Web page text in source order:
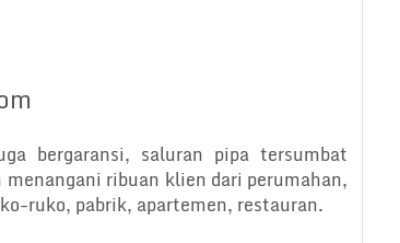
bergaransi, saluran pipa tersumbat
ribuan klien dari perumahan,
ruko, pabrik, apartemen, restauran.